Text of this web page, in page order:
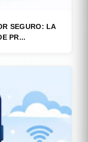
SEGURO: LA
PR...